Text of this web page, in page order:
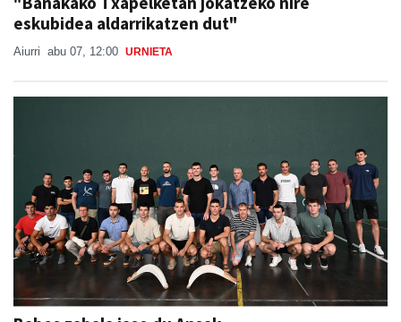
eskubidea aldarrikatzen dut"
Aiurri abu 07, 12:00 URNIETA